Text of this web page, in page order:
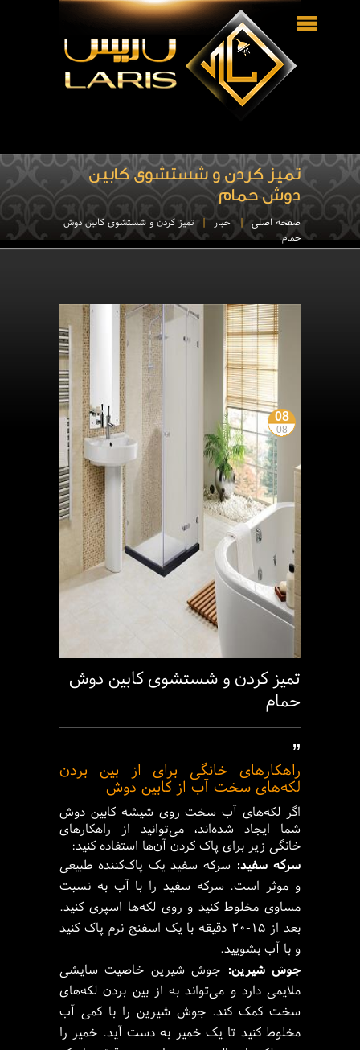
تمیز کردن و شستشوی کابین
دوش حمام
صفحه اصلی اخبار
تمیز کردن و شستشوی کابین دوش
حمام
08
08
تمیز کردن و شستشوی کابین دوش
حمام
”
راهکارهای خانگی برای از بین بردن
لکه‌های سخت آب از کابین دوش
اگر لکه‌های آب سخت روی شیشه کابین دوش
شما ایجاد شده‌اند، می‌توانید از راهکارهای
خانگی زیر برای پاک کردن آن‌ها استفاده کنید:
سرکه سفید: سرکه سفید یک پاک‌کننده طبیعی
و موثر است. سرکه سفید را با آب به نسبت
مساوی مخلوط کنید و روی لکه‌ها اسپری کنید.
بعد از ۱۵-۲۰ دقیقه با یک اسفنج نرم پاک کنید
و با آب بشویید.
جوش شیرین: جوش شیرین خاصیت سایشی
ملایمی دارد و می‌تواند به از بین بردن لکه‌های
سخت کمک کند. جوش شیرین را با کمی آب
مخلوط کنید تا یک خمیر به دست آید. خمیر را